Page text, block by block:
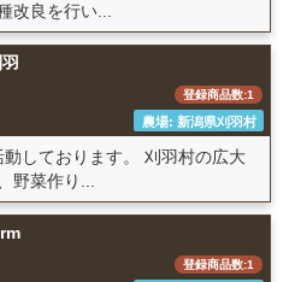
改良を行い...
登録商品数:1
農場: 新潟県刈羽村
しております。 刈羽村の広大
野菜作り...
登録商品数:1